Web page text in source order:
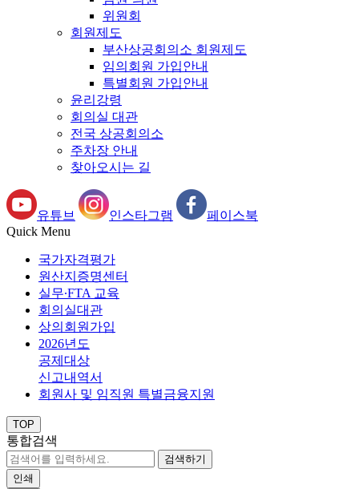
위원회
회원제도
부산상공회의소 회원제도
임의회원 가입안내
특별회원 가입안내
윤리강령
회의실 대관
전국 상공회의소
주차장 안내
찾아오시는 길
유튜브 인스타그램
페이스북
Quick Menu
국가자격평가
원산지증명센터
실무∙FTA 교육
회의실대관
상의회원가입
2026년도
공제대상
신고내역서
회원사 및 임직원 특별금융지원
TOP
통합검색
검색하기
인쇄